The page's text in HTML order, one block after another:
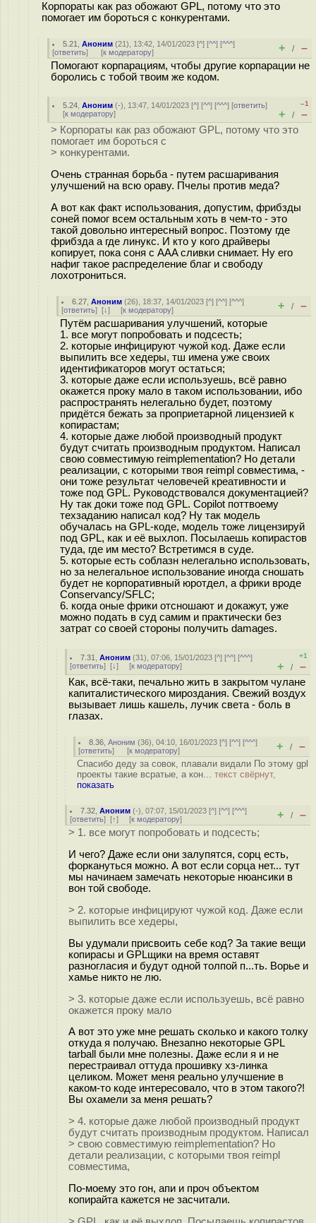
Корпораты как раз обожают GPL, потому что это
помогает им бороться с конкурентами.
5.21 ,Аноним (21), 13:42, 14/01/2023 [^] [^^] [^^^]
[ответить] [к модератору] + / –
Помогают корпарациям, чтобы другие корпарации не
боролись с тобой твоим же кодом.
5.24 ,Аноним (-), 13:47, 14/01/2023 [^] [^^] [^^^] [ответить]
[к модератору]
–1
+ / –
> Корпораты как раз обожают GPL, потому что это
помогает им бороться с
> конкурентами.
Очень странная борьба - путем расшаривания
улучшений на всю ораву. Пчелы против меда?
А вот как факт использования, допустим, фрибзды
соней помог всем остальным хоть в чем-то - это
такой довольно интересный вопрос. Поэтому где
фрибзда а где линукс. И кто у кого драйверы
копирует, пока соня с AAA сливки снимает. Ну его
нафиг такое распределение благ и свободу
лохотрониться.
6.27 ,Аноним (26), 18:37, 14/01/2023 [^] [^^] [^^^]
[ответить] [↓] [к модератору] + / –
Путём расшаривания улучшений, которые
1. все могут попробовать и подсесть;
2. которые инфицируют чужой код. Даже если
выпилить все хедеры, тш имена уже своих
идентификаторов могут остаться;
3. которые даже если используешь, всё равно
окажется проку мало в таком использовании, ибо
распространять нелегально будет, поэтому
придётся бежать за проприетарной лицензией к
копирастам;
4. которые даже любой производный продукт
будут считать производным продуктом. Написал
свою совместимую reimplementation? Но детали
реализации, с которыми твоя reimpl совместима, -
они тоже результат человечей креативности и
тоже под GPL. Руководствовался документацией?
Ну так доки тоже под GPL. Copilot поттвоему
техзаданию написал код? Ну так модель
обучалась на GPL-коде, модель тоже лицензируй
под GPL, как и её выхлоп. Посылаешь копирастов
туда, где им место? Встретимся в суде.
5. которые есть соблазн нелегально использовать,
но за нелегальное использование иногда сношать
будет не корпоративный юротдел, а фрики вроде
Conservancy/SFLC;
6. когда оные фрики отсношают и докажут, уже
можно подать в суд самим и практически без
затрат со своей стороны получить damages.
7.31 ,Аноним (31), 07:06, 15/01/2023 [^] [^^] [^^^]
[ответить] [↓] [к модератору]
+1
+ / –
Как, всё-таки, печально жить в закрытом чулане
капиталистического мироздания. Свежий воздух
вызывает лишь кашель, лучик света - боль в
глазах.
8.36 ,Аноним (36), 04:10, 16/01/2023 [^] [^^] [^^^]
[ответить] [к модератору] + / –
Спасибо деду за совок, плавали видали По этому gpl
проекты такие всратые, а кон... текст свёрнут,
показать
7.32 ,Аноним (-), 07:07, 15/01/2023 [^] [^^] [^^^]
[ответить] [↑] [к модератору] + / –
> 1. все могут попробовать и подсесть;
И чего? Даже если они залупятся, сорц есть,
форкануться можно. А вот если сорца нет... тут
мы начинаем замечать некоторые нюансики в
вон той свободе.
> 2. которые инфицируют чужой код. Даже если
выпилить все хедеры,
Вы удумали присвоить себе код? За такие вещи
копирасы и GPLщики на время оставят
разногласия и будут одной толпой п...ть. Ворье и
хамье никто не лю.
> 3. которые даже если используешь, всё равно
окажется проку мало
А вот это уже мне решать сколько и какого толку
откуда я получаю. Внезапно некоторые GPL
tarball были мне полезны. Даже если я и не
перестраивал оттуда прошивку хз-линка
целиком. Может меня реально улучшение в
каком-то коде интересовало, что в этом такого?!
Вы охамели за меня решать?
> 4. которые даже любой производный продукт
будут считать производным продуктом. Написал
> свою совместимую reimplementation? Но
детали реализации, с которыми твоя reimpl
совместима,
По-моему это гон, апи и проч объектом
копирайта кажется не засчитали.